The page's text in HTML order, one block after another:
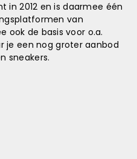
in 2012 en is daarmee één
van
ook de basis voor o.a.
je een nog groter aanbod
sneakers.